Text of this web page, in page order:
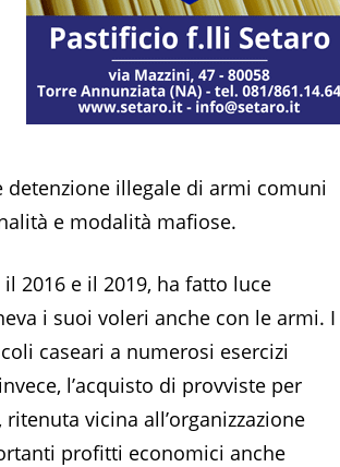
illegale di armi comuni
e modalità mafiose.
2016 e il 2019, ha fatto luce
i suoi voleri anche con le armi. I
caseari a numerosi esercizi
l’acquisto di provviste per
vicina all’organizzazione
profitti economici anche